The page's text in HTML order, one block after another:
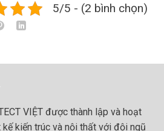
5/5 - (2 bình chọn)
VIỆT được thành lập và hoạt
kiến trúc và nội thất với đội ngũ